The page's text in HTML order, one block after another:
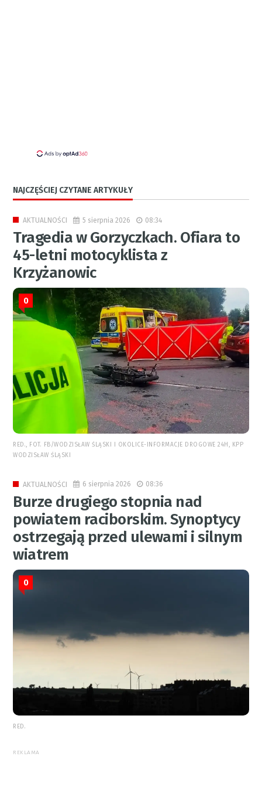
NAJCZĘŚCIEJ CZYTANE ARTYKUŁY
AKTUALNOŚCI 5 sierpnia 2026 08:34
Tragedia w Gorzyczkach. Ofiara to
45-letni motocyklista z
Krzyżanowic
0
RED., FOT. FB/WODZISŁAW ŚLĄSKI I OKOLICE-INFORMACJE DROGOWE 24H, KPP
WODZISŁAW ŚLĄSKI
AKTUALNOŚCI 6 sierpnia 2026 08:36
Burze drugiego stopnia nad
powiatem raciborskim. Synoptycy
ostrzegają przed ulewami i silnym
wiatrem
0
RED.
REKLAMA